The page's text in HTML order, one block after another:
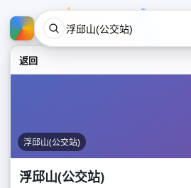
返回
浮邱山(公交站)
浮邱山(公交站)